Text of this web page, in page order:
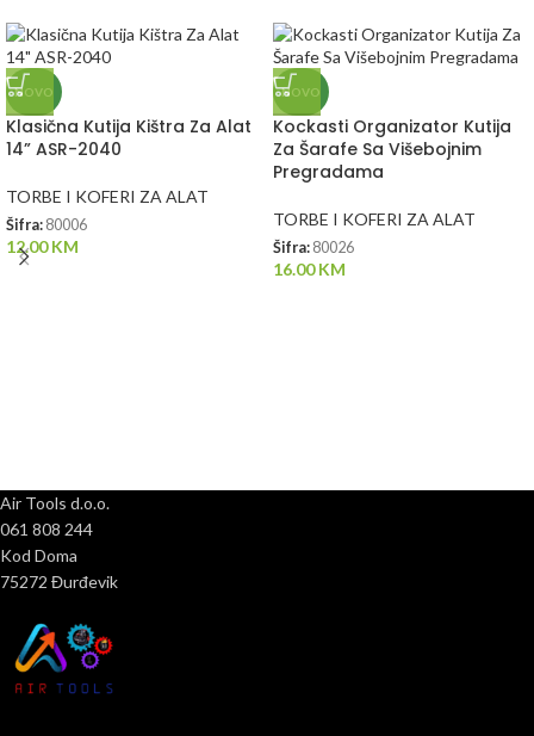
NOVO
Klasična Kutija Kištra Za Alat
14” ASR-2040
TORBE I KOFERI ZA ALAT
Šifra: 80006
12.00KM
NOVO
Kockasti Organizator Kutija
Za Šarafe Sa Višebojnim
Pregradama
TORBE I KOFERI ZA ALAT
Šifra: 80026
16.00KM
Air Tools d.o.o.
061 808 244
Kod Doma
75272 Đurđevik